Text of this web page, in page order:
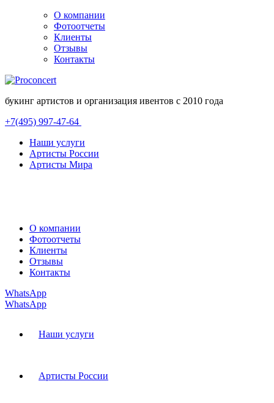
О компании
Фотоотчеты
Клиенты
Отзывы
Контакты
букинг артистов и организация ивентов с 2010 года
+7(495) 997-47-64
Наши услуги
Артисты России
Артисты Мира
О компании
Фотоотчеты
Клиенты
Отзывы
Контакты
WhatsApp
WhatsApp
Наши услуги
Артисты России